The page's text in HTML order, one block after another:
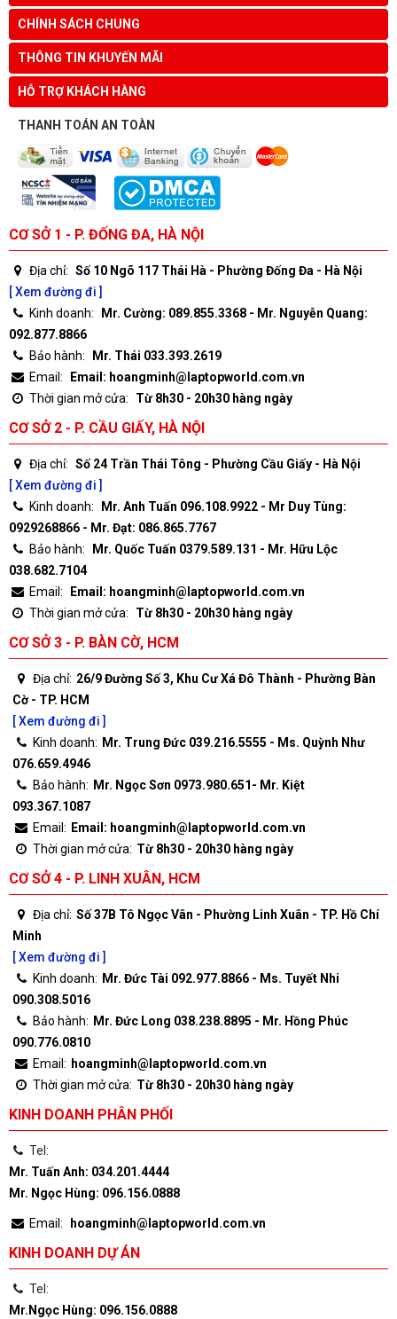
CHÍNH SÁCH CHUNG
THÔNG TIN KHUYẾN MÃI
HỖ TRỢ KHÁCH HÀNG
THANH TOÁN AN TOÀN
CƠ SỞ 1 - P. ĐỐNG ĐA, HÀ NỘI
Địa chỉ: Số 10 Ngõ 117 Thái Hà - Phường Đống Đa - Hà Nội
[ Xem đường đi ]
Kinh doanh:
Mr. Cường: 089.855.3368 - Mr. Nguyễn Quang:
092.877.8866
Bảo hành:
Mr. Thái 033.393.2619
Email:
Email: hoangminh@laptopworld.com.vn
Thời gian mở cửa:
Từ 8h30 - 20h30 hàng ngày
CƠ SỞ 2 - P. CẦU GIẤY, HÀ NỘI
Địa chỉ: Số 24 Trần Thái Tông - Phường Cầu Giấy - Hà Nội
[ Xem đường đi ]
Kinh doanh:
Mr. Anh Tuấn 096.108.9922 - Mr Duy Tùng:
0929268866 - Mr. Đạt: 086.865.7767
Bảo hành:
Mr. Quốc Tuấn 0379.589.131 - Mr. Hữu Lộc
038.682.7104
Email:
Email: hoangminh@laptopworld.com.vn
Thời gian mở cửa:
Từ 8h30 - 20h30 hàng ngày
CƠ SỞ 3 - P. BÀN CỜ, HCM
Địa chỉ: 26/9 Đường Số 3, Khu Cư Xá Đô Thành - Phường Bàn
Cờ - TP. HCM
[ Xem đường đi ]
Kinh doanh: Mr. Trung Đức 039.216.5555 - Ms. Quỳnh Như
076.659.4946
Bảo hành: Mr. Ngọc Sơn 0973.980.651- Mr. Kiệt
093.367.1087
Email: Email: hoangminh@laptopworld.com.vn
Thời gian mở cửa: Từ 8h30 - 20h30 hàng ngày
CƠ SỞ 4 - P. LINH XUÂN, HCM
Địa chỉ: Số 37B Tô Ngọc Vân - Phường Linh Xuân - TP. Hồ Chí
Minh
[ Xem đường đi ]
Kinh doanh: Mr. Đức Tài 092.977.8866 - Ms. Tuyết Nhi
090.308.5016
Bảo hành: Mr. Đức Long 038.238.8895 - Mr. Hồng Phúc
090.776.0810
Email: hoangminh@laptopworld.com.vn
Thời gian mở cửa: Từ 8h30 - 20h30 hàng ngày
KINH DOANH PHÂN PHỐI
Tel:
Mr. Tuấn Anh: 034.201.4444
Mr. Ngọc Hùng: 096.156.0888
Email: hoangminh@laptopworld.com.vn
KINH DOANH DỰ ÁN
Tel:
Mr.Ngọc Hùng: 096.156.0888